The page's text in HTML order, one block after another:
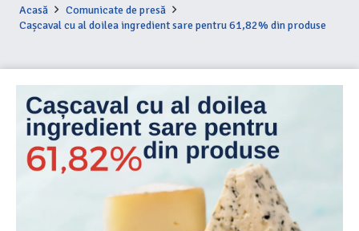
Acasă
Comunicate de presă
Cașcaval cu al doilea ingredient sare pentru 61,82% din produse